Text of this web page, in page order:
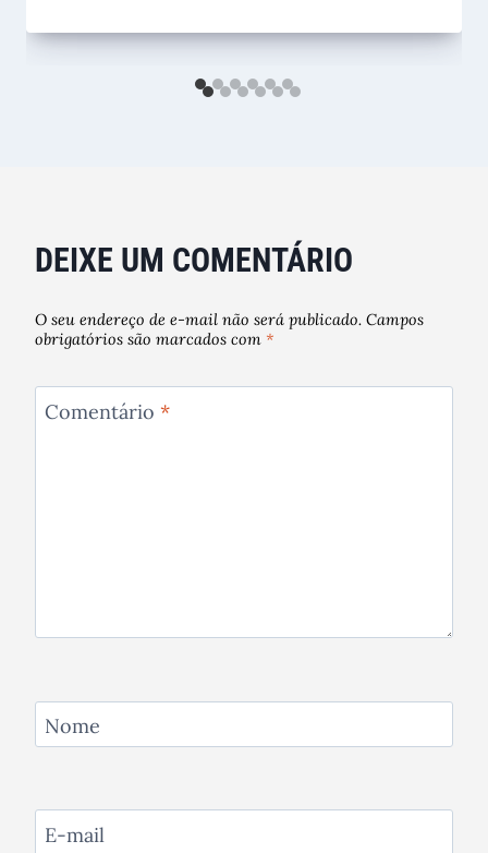
DEIXE UM COMENTÁRIO
O seu endereço de e-mail não será publicado. Campos
obrigatórios são marcados com *
Comentário *
Nome
E-mail